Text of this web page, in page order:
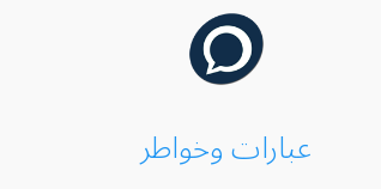
عبارات وخواطر